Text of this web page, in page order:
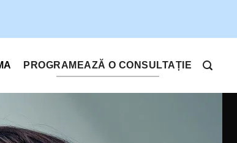
PROGRAMEAZĂ O CONSULTAȚIE